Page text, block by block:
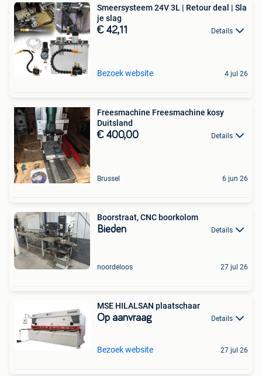
Smeersysteem 24V 3L | Retour deal | Sla
je slag
€ 42,11 Details
Bezoek website 4 jul 26
Freesmachine Freesmachine kosy
Duitsland
€ 400,00 Details
Brussel 6 jun 26
Boorstraat, CNC boorkolom
Bieden Details
noordeloos 27 jul 26
MSE HILALSAN plaatschaar
Op aanvraag Details
Bezoek website 27 jul 26